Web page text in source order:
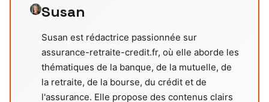
Susan
Susan est rédactrice passionnée sur
assurance-retraite-credit.fr, où elle aborde les
thématiques de la banque, de la mutuelle, de
la retraite, de la bourse, du crédit et de
l'assurance. Elle propose des contenus clairs